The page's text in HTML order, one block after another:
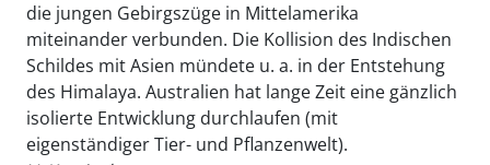
die jungen Gebirgszüge in Mittelamerika
miteinander verbunden. Die Kollision des Indischen
Schildes mit Asien mündete u. a. in der Entstehung
des Himalaya. Australien hat lange Zeit eine gänzlich
isolierte Entwicklung durchlaufen (mit
eigenständiger Tier- und Pflanzenwelt).